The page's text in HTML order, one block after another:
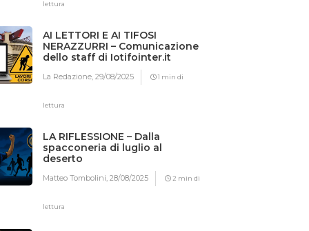
lettura
AI LETTORI E AI TIFOSI
NERAZZURRI – Comunicazione
dello staff di Iotifointer.it
La Redazione,29/08/2025 1 min di
lettura
LA RIFLESSIONE – Dalla
spacconeria di luglio al
deserto
Matteo Tombolini,28/08/2025 2 min di
lettura